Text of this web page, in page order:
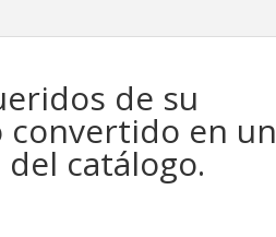
de su
convertido en un
catálogo.